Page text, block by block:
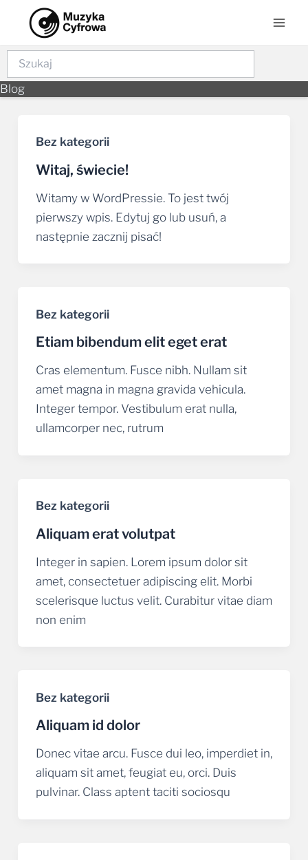
content
Szukaj
Blog
Bez kategorii
Witaj, świecie!
Witamy w WordPressie. To jest twój
pierwszy wpis. Edytuj go lub usuń, a
następnie zacznij pisać!
Bez kategorii
Etiam bibendum elit eget erat
Cras elementum. Fusce nibh. Nullam sit
amet magna in magna gravida vehicula.
Integer tempor. Vestibulum erat nulla,
ullamcorper nec, rutrum
Bez kategorii
Aliquam erat volutpat
Integer in sapien. Lorem ipsum dolor sit
amet, consectetuer adipiscing elit. Morbi
scelerisque luctus velit. Curabitur vitae diam
non enim
Bez kategorii
Aliquam id dolor
Donec vitae arcu. Fusce dui leo, imperdiet in,
aliquam sit amet, feugiat eu, orci. Duis
pulvinar. Class aptent taciti sociosqu
pagination